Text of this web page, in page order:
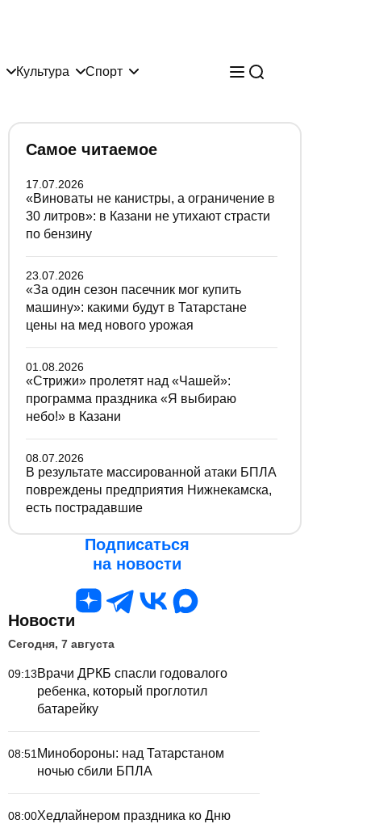
Культура Спорт
Самое читаемое
17.07.2026
«Виноваты не канистры, а ограничение в
30 литров»: в Казани не утихают страсти
по бензину
23.07.2026
«За один сезон пасечник мог купить
машину»: какими будут в Татарстане
цены на мед нового урожая
01.08.2026
«Стрижи» пролетят над «Чашей»:
программа праздника «Я выбираю
небо!» в Казани
08.07.2026
В результате массированной атаки БПЛА
повреждены предприятия Нижнекамска,
есть пострадавшие
Подписаться
на новости
Новости
Сегодня, 7 августа
09:13Врачи ДРКБ спасли годовалого
ребенка, который проглотил
батарейку
08:51 Минобороны: над Татарстаном
ночью сбили БПЛА
08:00Хедлайнером праздника ко Дню